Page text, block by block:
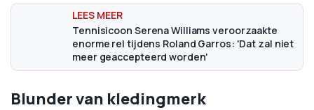
Tennisicoon Serena Williams veroorzaakte
enorme rel tijdens Roland Garros: 'Dat zal niet
meer geaccepteerd worden'
Blunder van kledingmerk